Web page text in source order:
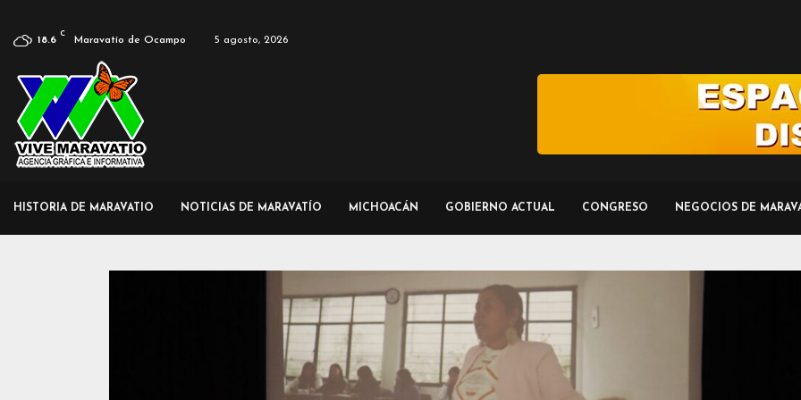
18.6
C
Maravatío de Ocampo 5 agosto, 2026
HISTORIA DE MARAVATIO NOTICIAS DE MARAVATÍO MICHOACÁN GOBIERNO ACTUAL CONGRESO NEGOCIOS DE